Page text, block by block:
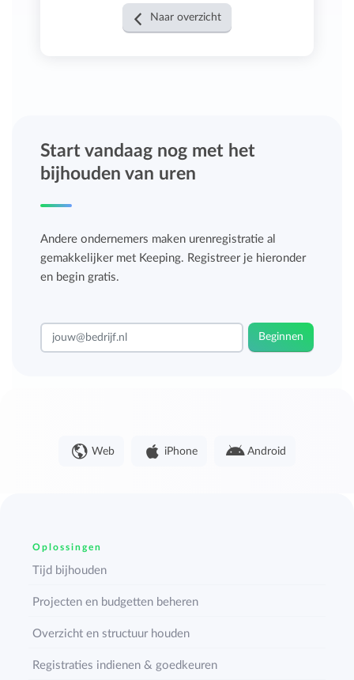
Naar overzicht
Start vandaag nog met het
bijhouden van uren
Andere ondernemers maken urenregistratie al
gemakkelijker met Keeping. Registreer je hieronder
en begin gratis.
Beginnen
Web iPhone Android
Oplossingen
Tijd bijhouden
Projecten en budgetten beheren
Overzicht en structuur houden
Registraties indienen & goedkeuren